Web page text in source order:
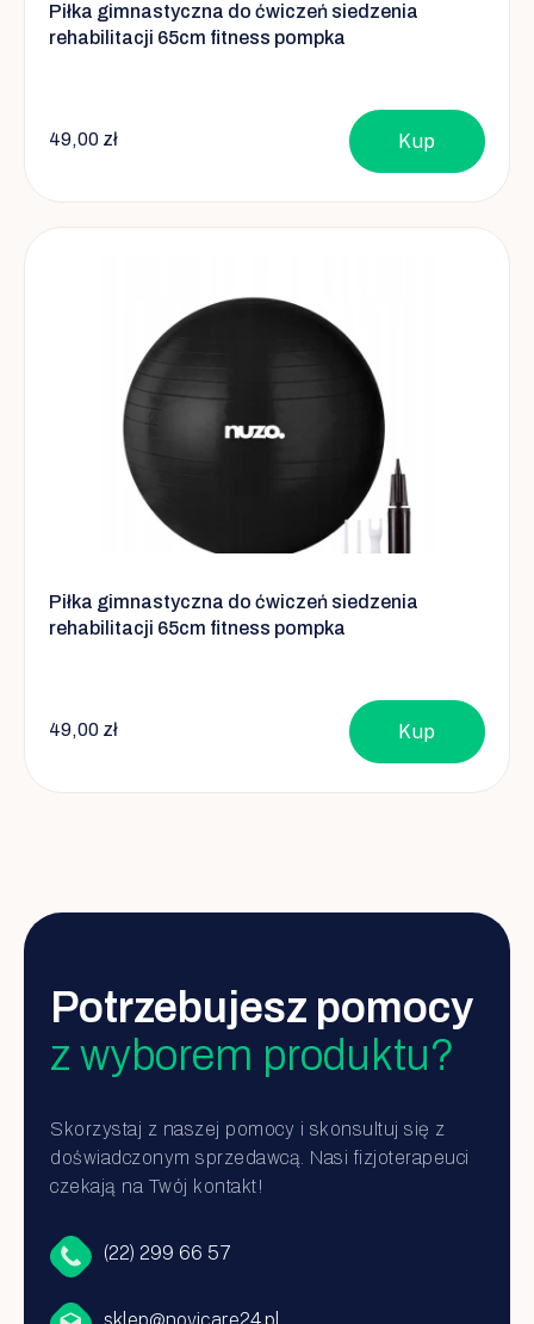
Piłka gimnastyczna do ćwiczeń siedzenia
rehabilitacji 65cm fitness pompka
49,00 zł Kup
Piłka gimnastyczna do ćwiczeń siedzenia
rehabilitacji 65cm fitness pompka
49,00 zł Kup
Potrzebujesz pomocy
z wyborem produktu?
Skorzystaj z naszej pomocy i skonsultuj się z
doświadczonym sprzedawcą. Nasi fizjoterapeuci
czekają na Twój kontakt!
(22) 299 66 57